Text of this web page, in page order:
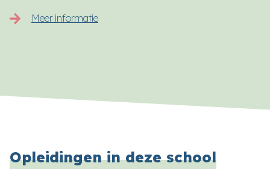
Meer informatie
Opleidingen in deze school